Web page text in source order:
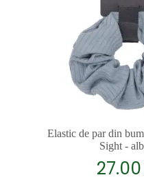
Elastic de par din
Sight -
27.00